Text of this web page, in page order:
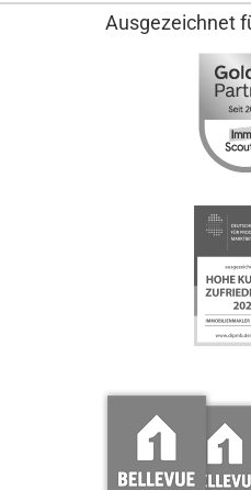
Ausgezeichnet